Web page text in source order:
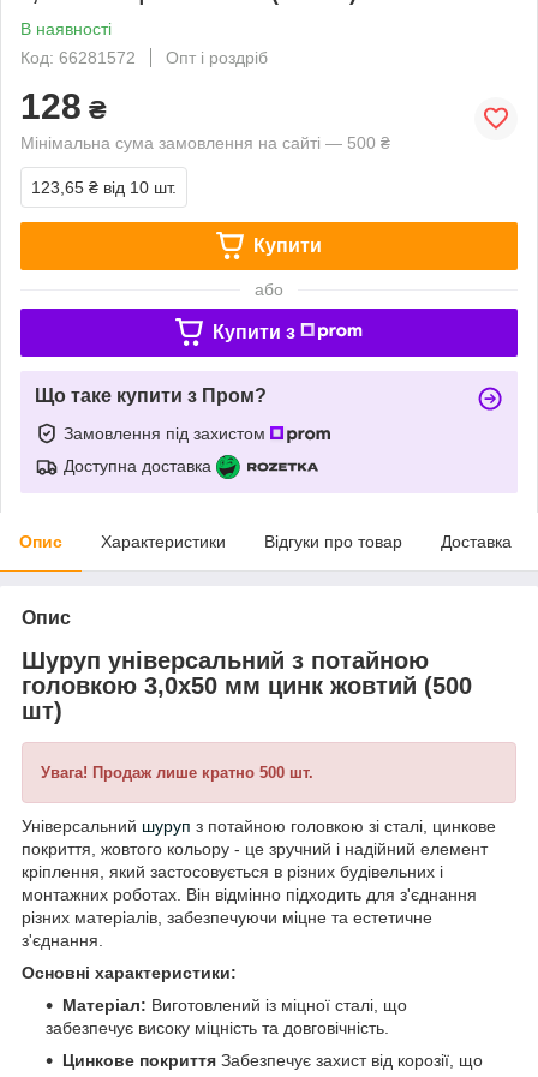
В наявності
Код: 66281572
Опт і роздріб
128 ₴
Мінімальна сума замовлення на сайті — 500 ₴
123,65 ₴ від 10 шт.
Купити
або
Купити з
Що таке купити з Пром?
Замовлення під захистом
Доступна доставка
Опис Характеристики Відгуки про товар Доставка
Опис
Шуруп універсальний з потайною
головкою 3,0х50 мм цинк жовтий (500
шт)
Увага! Продаж лише кратно 500 шт.
Універсальний шуруп з потайною головкою зі сталі, цинкове
покриття, жовтого кольору - це зручний і надійний елемент
кріплення, який застосовується в різних будівельних і
монтажних роботах. Він відмінно підходить для з'єднання
різних матеріалів, забезпечуючи міцне та естетичне
з'єднання.
Основні характеристики:
Матеріал: Виготовлений із міцної сталі, що
забезпечує високу міцність та довговічність.
Цинкове покриття Забезпечує захист від корозії, що